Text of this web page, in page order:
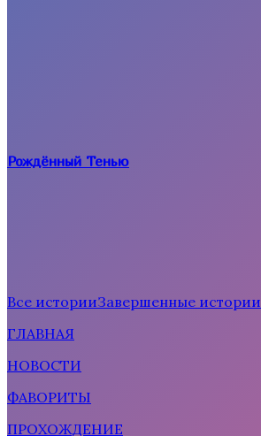
Рождённый Тенью
Все историиЗавершенные истории
ГЛАВНАЯ
НОВОСТИ
ФАВОРИТЫ
ПРОХОЖДЕНИЕ